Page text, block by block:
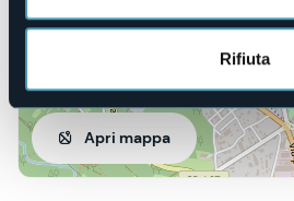
Rifiuta
Apri mappa